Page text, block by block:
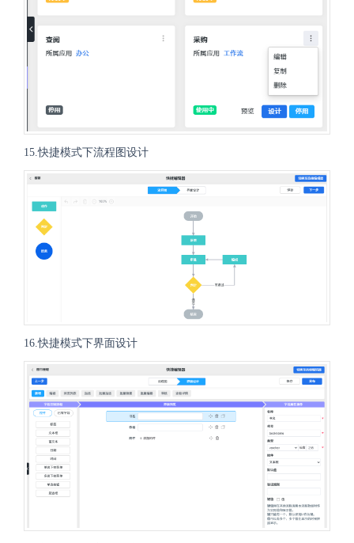
15.快捷模式下流程图设计
16.快捷模式下界面设计